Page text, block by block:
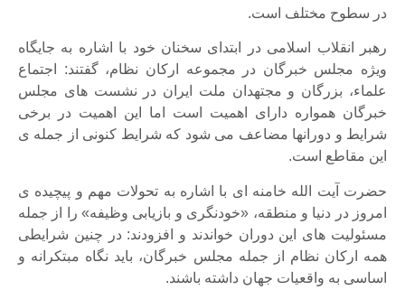
در سطوح مختلف است.
رهبر انقلاب اسلامی در ابتدای سخنان خود با اشاره به جایگاه
ویژه مجلس خبرگان در مجموعه ارکان نظام، گفتند: اجتماع
علماء، بزرگان و مجتهدان ملت ایران در نشست های مجلس
خبرگان همواره دارای اهمیت است اما این اهمیت در برخی
شرایط و دورانها مضاعف می شود که شرایط کنونی از جمله ی
این مقاطع است.
حضرت آیت الله خامنه ای با اشاره به تحولات مهم و پیچیده ی
امروز در دنیا و منطقه، «خودنگری و بازیابی وظیفه» را از جمله
مسئولیت های این دوران خواندند و افزودند: در چنین شرایطی
همه ارکان نظام از جمله مجلس خبرگان، باید نگاه مبتکرانه و
اساسی به واقعیات جهان داشته باشند.